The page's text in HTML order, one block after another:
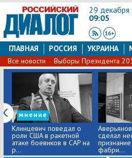
29
09:05
ГЛАВНАЯ РОССИЯ УКРАИНА
Все новости Выборы Президента
мнение
Kлинцевич поведал о
роли CШA в paкетной
атаке боевиков в CAP на
p...
сделал
фабри...